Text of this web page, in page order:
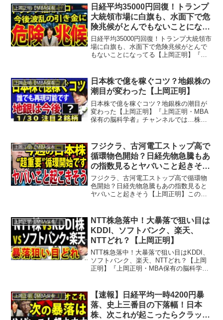
歩抜きん出たい人のための番組。MBA保
有の脳科学者で累計5...
上岡正明【MBA保有の脳科学者】
日経平均35000円回復！トランプ
大統領市場に白旗も、水面下で危
険兆候がとんでもないことになっ
てる【上岡正明】
日経平均35000円回復！トランプ大統領市
場に白旗も、水面下で危険兆候がとんで
もないことになってる【上岡正明】『上
運用、自己投資の情報をお届け。真剣に
一歩抜きん出たい...
上岡正明【MBA保有の脳科学者】
日本株で億を稼ぐコツ？地銀株の
潮目が変わった【上岡正明】
日本株で億を稼ぐコツ？地銀株の潮目が
変わった【上岡正明】『上岡正明・MBA
保有の脳科学者』チャンネルでは…株式
たい人のための番組。MBA保有の脳科学
者で累計55万部のベ...
上岡正明【MBA保有の脳科学者】
フジクラ、古河電工ストップ高で
循環物色開始？日経先物急騰もあ
の指数見るとヤバいこと起きそう
【上岡正明】
フジクラ、古河電工ストップ高で循環物
色開始？日経先物急騰もあの指数見ると
ヤバいこと起きそう【上岡正明】この動
数見るとヤバいこと起きそう』を学ぶこ
とができます。『上岡正明...
上岡正明【MBA保有の脳科学者】
NTT株急落中！大暴落で狙い目は
KDDI、ソフトバンク、楽天、
NTTどれ？【上岡正明】
NTT株急落中！大暴落で狙い目はKDDI、
ソフトバンク、楽天、NTTどれ？【上岡
正明】『上岡正明・MBA保有の脳科学
届け。真剣に一歩抜きん出たい人のため
の番組。MBA保...
上岡正明【MBA保有の脳科学者】
【速報】日経平均一時4200円暴
落、史上三番目の下落幅！日本
株、次これが起こったらクラッシ